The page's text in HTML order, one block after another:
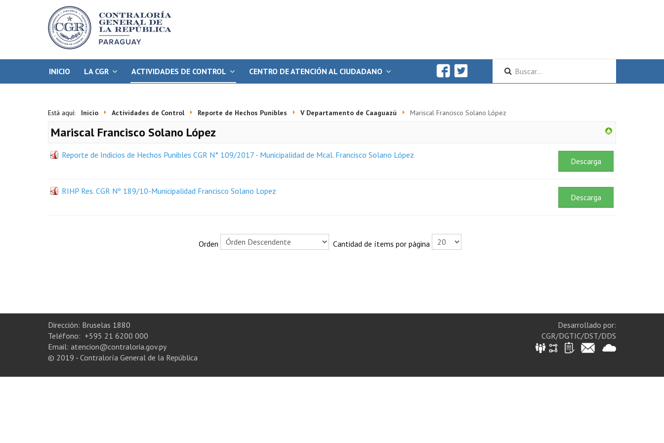
INICIO LA CGR ACTIVIDADES DE CONTROL CENTRO DE ATENCIÓN AL CIUDADANO
Está aquí: Inicio Actividades de Control Reporte de Hechos Punibles V Departamento de Caaguazú Mariscal Francisco Solano López
Mariscal Francisco Solano López
Reporte de Indicios de Hechos Punibles CGR N° 109/2017 - Municipalidad de Mcal. Francisco Solano López
Descarga
RIHP Res. CGR Nº 189/10-Municipalidad Francisco Solano Lopez
Descarga
Orden Cantidad de ítems por página
Dirección: Bruselas 1880
Teléfono: +595 21 6200 000
Email: atencion@contraloria.gov.py
© 2019 - Contraloría General de la República
Desarrollado por:
CGR/DGTIC/DST/DDS